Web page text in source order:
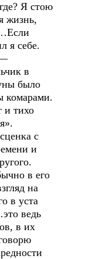
Я стою
жизнь,
я себе.
в
было
комарами.
и тихо
с
и
в его
на
в уста
ведь
в их